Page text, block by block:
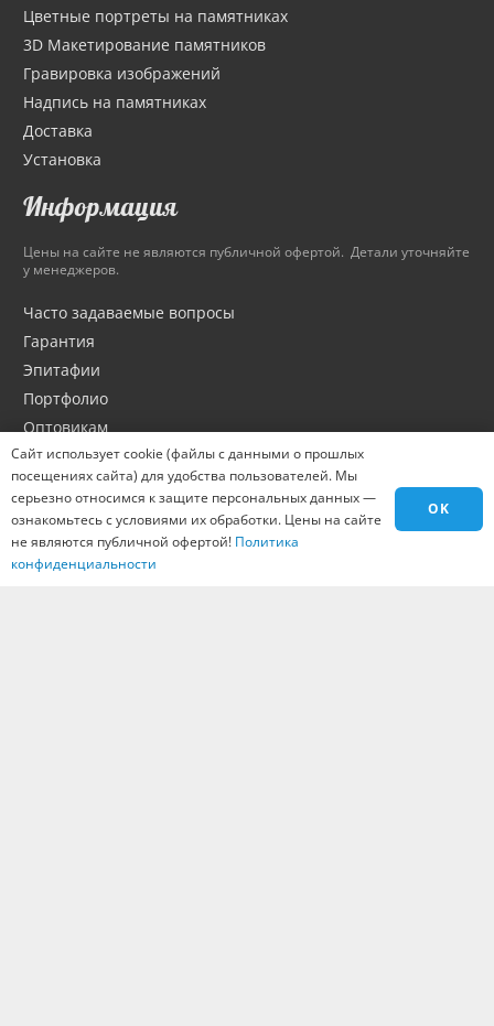
Цветные портреты на памятниках
3D Макетирование памятников
Гравировка изображений
Надпись на памятниках
Доставка
Установка
Информация
Цены на сайте не являются публичной офертой. Детали уточняйте
у менеджеров.
Часто задаваемые вопросы
Гарантия
Эпитафии
Портфолио
Оптовикам
Материалы
Города
Контакты
Вакансии
Сайт использует cookie (файлы с данными о прошлых
посещениях сайта) для удобства пользователей. Мы
серьезно относимся к защите персональных данных —
ознакомьтесь с условиями их обработки. Цены на сайте
не являются публичной офертой! Политика
конфиденциальности
OK